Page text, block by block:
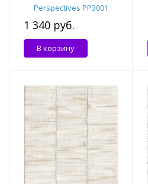
Perspectives PP3001
1 340 руб.
В корзину